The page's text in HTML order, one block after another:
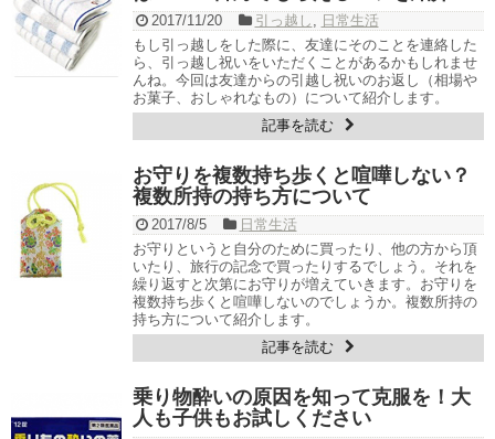
2017/11/20 引っ越し , 日常生活
もし引っ越しをした際に、友達にそのことを連絡した
ら、引っ越し祝いをいただくことがあるかもしれませ
んね。今回は友達からの引越し祝いのお返し（相場や
お菓子、おしゃれなもの）について紹介します。
記事を読む
お守りを複数持ち歩くと喧嘩しない？
複数所持の持ち方について
2017/8/5
日常生活
お守りというと自分のために買ったり、他の方から頂
いたり、旅行の記念で買ったりするでしょう。それを
繰り返すと次第にお守りが増えていきます。お守りを
複数持ち歩くと喧嘩しないのでしょうか。複数所持の
持ち方について紹介します。
記事を読む
乗り物酔いの原因を知って克服を！大
人も子供もお試しください